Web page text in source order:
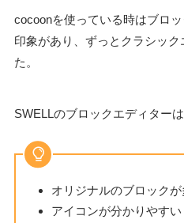
cocoonを使っている時はブロ
印象があり、ずっとクラシッ
た。
SWELLのブロックエディターは
オリジナルのブロックが
アイコンが分かりやすい